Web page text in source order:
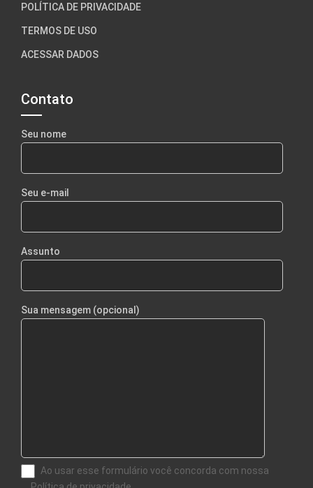
POLÍTICA DE PRIVACIDADE
TERMOS DE USO
ACESSAR DADOS
Contato
Seu nome
Seu e-mail
Assunto
Sua mensagem (opcional)
Ao usar esse formulário você concorda com nossa